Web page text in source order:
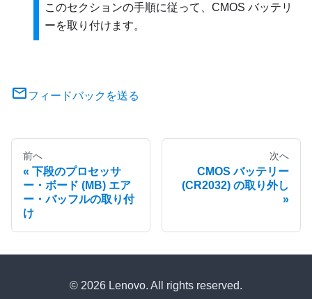
このセクションの手順に従って、CMOS バッテリ
ーを取り付けます。
フィードバックを送る
前へ
下段のプロセッサ
ー・ボード (MB) エア
ー・バッフルの取り付
け
次へ
CMOS バッテリー
(CR2032) の取り外し
© 2026 Lenovo. All rights reserved.